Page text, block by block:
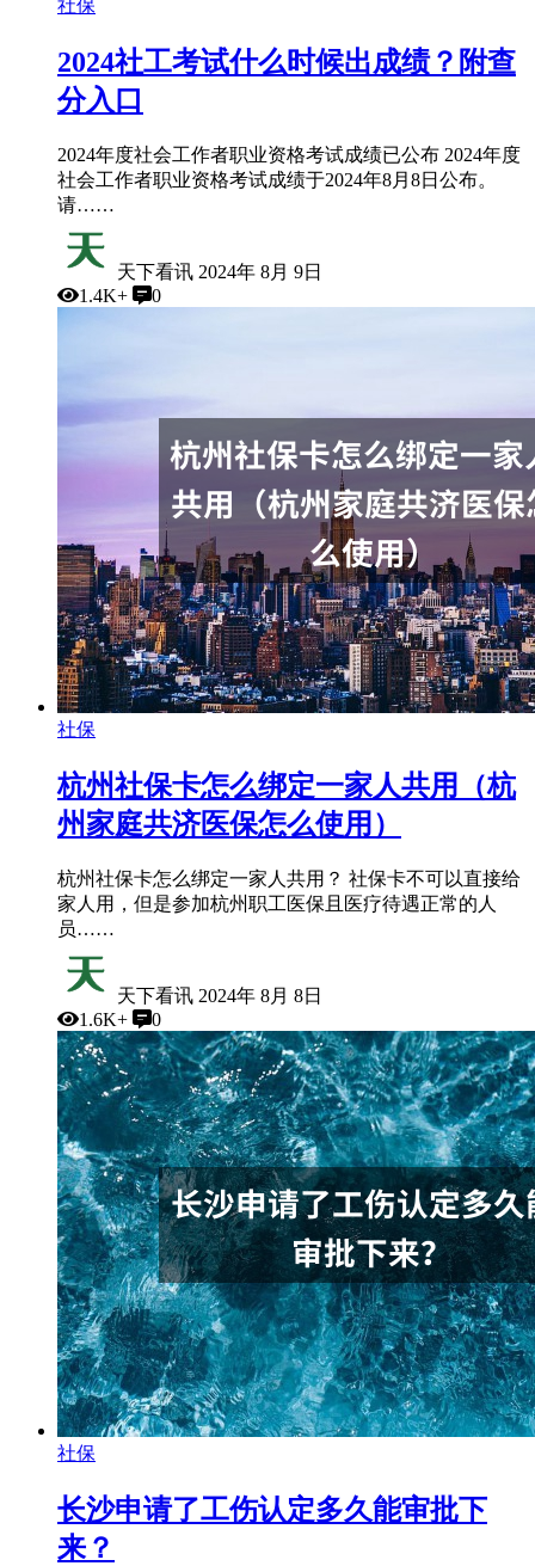
社保
2024社工考试什么时候出成绩？附查
分入口
2024年度社会工作者职业资格考试成绩已公布 2024年度
社会工作者职业资格考试成绩于2024年8月8日公布。
请……
天下看讯 2024年 8月 9日
1.4K+
0
社保
杭州社保卡怎么绑定一家人共用（杭
州家庭共济医保怎么使用）
杭州社保卡怎么绑定一家人共用？ 社保卡不可以直接给
家人用，但是参加杭州职工医保且医疗待遇正常的人
员……
天下看讯 2024年 8月 8日
1.6K+
0
社保
长沙申请了工伤认定多久能审批下
来？